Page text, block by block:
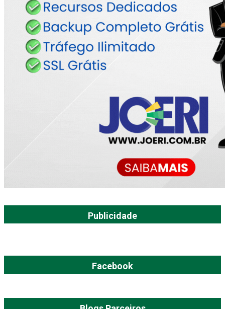
Publicidade
Facebook